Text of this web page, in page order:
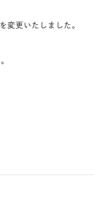
変更いたしました。